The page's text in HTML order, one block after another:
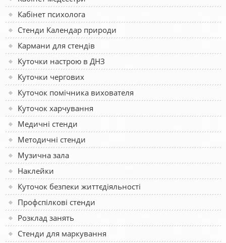
Кабінет психолога
Стенди Календар природи
Кармани для стендів
Куточки настрою в ДНЗ
Куточки чергових
Куточок помічника вихователя
Куточок харчування
Медичні стенди
Методичні стенди
Музична зала
Наклейки
Куточок безпеки життєдіяльності
Профспілкові стенди
Розклад занять
Стенди для маркування